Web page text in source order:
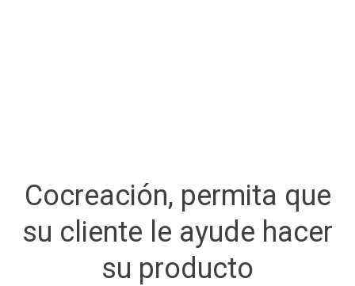
Cocreación, permita que
su cliente le ayude hacer
su producto